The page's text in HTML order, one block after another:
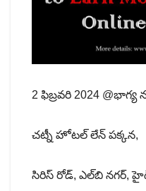
2 ఫిబ్రవరి 2024 @భాగ్య
చట్నీ హోటల్ లేన్ పక్కన,
సిరిస్ రోడ్, ఎల్‌బి నగర్,